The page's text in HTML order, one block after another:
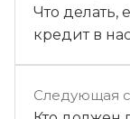
Что делать,
кредит в
Следующая